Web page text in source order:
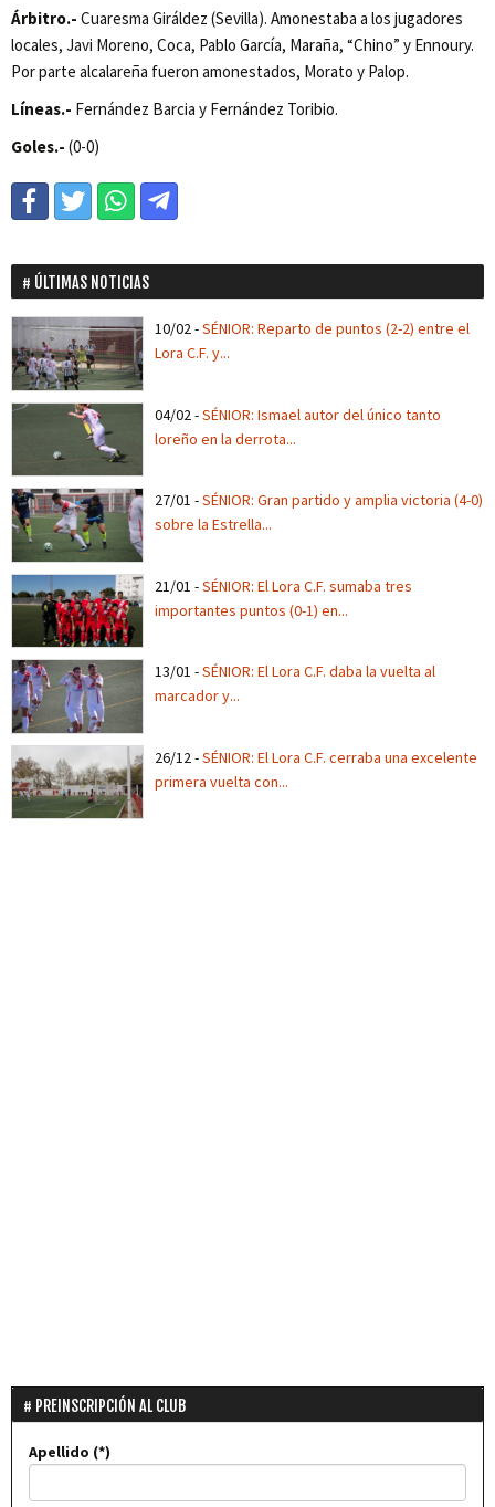
Árbitro.- Cuaresma Giráldez (Sevilla). Amonestaba a los jugadores
locales, Javi Moreno, Coca, Pablo García, Maraña, “Chino” y Ennoury.
Por parte alcalareña fueron amonestados, Morato y Palop.
Líneas.- Fernández Barcia y Fernández Toribio.
Goles.- (0-0)
ÚLTIMAS NOTICIAS
10/02-SÉNIOR: Reparto de puntos (2-2) entre el
Lora C.F. y...
04/02-SÉNIOR: Ismael autor del único tanto
loreño en la derrota...
27/01 -SÉNIOR: Gran partido y amplia victoria (4-0)
sobre la Estrella...
21/01 -SÉNIOR: El Lora C.F. sumaba tres
importantes puntos (0-1) en...
13/01 -SÉNIOR: El Lora C.F. daba la vuelta al
marcador y...
26/12-SÉNIOR: El Lora C.F. cerraba una excelente
primera vuelta con...
PREINSCRIPCIÓN AL CLUB
Apellido